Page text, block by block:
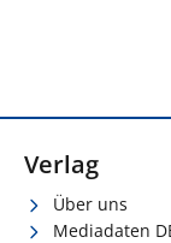
Verlag
Über uns
Mediadaten